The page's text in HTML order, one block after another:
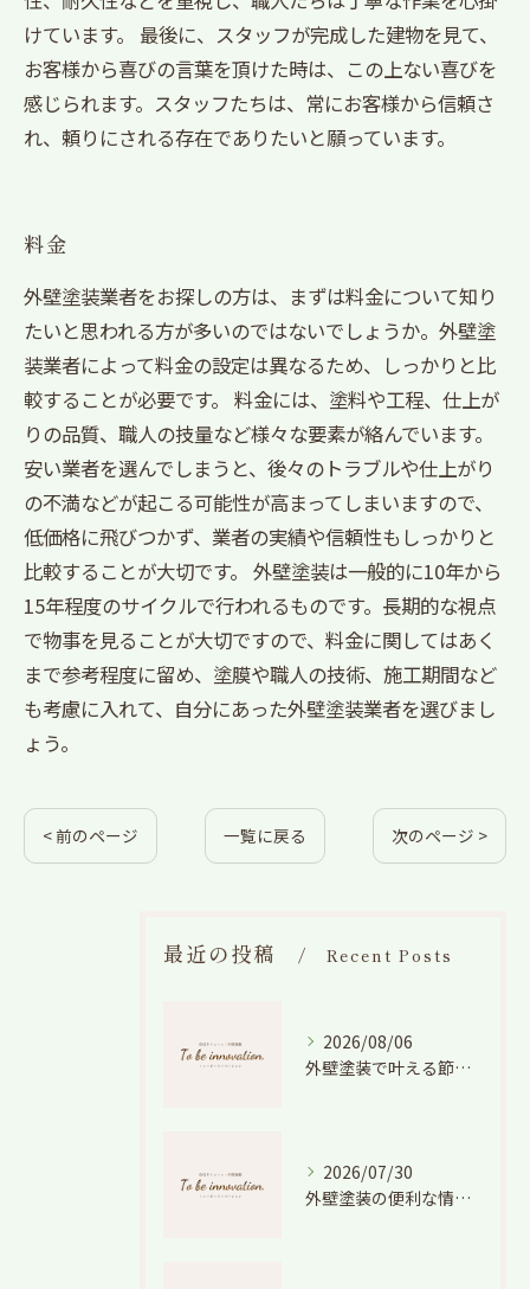
けています。 最後に、スタッフが完成した建物を見て、
お客様から喜びの言葉を頂けた時は、この上ない喜びを
感じられます。スタッフたちは、常にお客様から信頼さ
れ、頼りにされる存在でありたいと願っています。
料金
外壁塗装業者をお探しの方は、まずは料金について知り
たいと思われる方が多いのではないでしょうか。外壁塗
装業者によって料金の設定は異なるため、しっかりと比
較することが必要です。 料金には、塗料や工程、仕上が
りの品質、職人の技量など様々な要素が絡んでいます。
安い業者を選んでしまうと、後々のトラブルや仕上がり
の不満などが起こる可能性が高まってしまいますので、
低価格に飛びつかず、業者の実績や信頼性もしっかりと
比較することが大切です。 外壁塗装は一般的に10年から
15年程度のサイクルで行われるものです。長期的な視点
で物事を見ることが大切ですので、料金に関してはあく
まで参考程度に留め、塗膜や職人の技術、施工期間など
も考慮に入れて、自分にあった外壁塗装業者を選びまし
ょう。
< 前のページ 一覧に戻る 次のページ >
最近の投稿 Recent Posts
2026/08/06
外壁塗装で叶える節電効果と愛知県の相場や色選びのポイントを徹底解説
2026/07/30
外壁塗装の便利な情報と失敗しない色や費用判断のコツを徹底解説